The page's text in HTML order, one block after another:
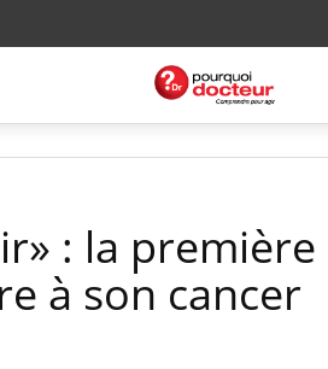
: la
à son cancer